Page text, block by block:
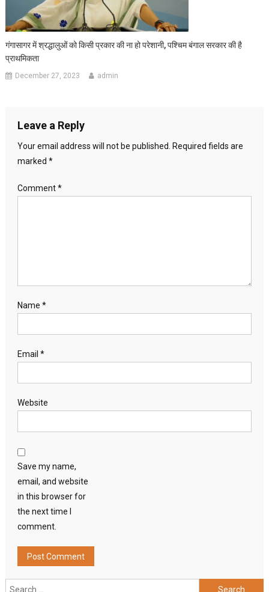
गंगासागर में श्रद्धालुओं को किसी प्रकार की ना हो परेशानी, पश्चिम बंगाल सरकार की है
प्राथमिकता
December 27, 2023 admin
Leave a Reply
Your email address will not be published.
Required fields are
marked *
Comment*
Name *
Email *
Website
Save my name,
email, and website
in this browser for
the next time I
comment.
Search